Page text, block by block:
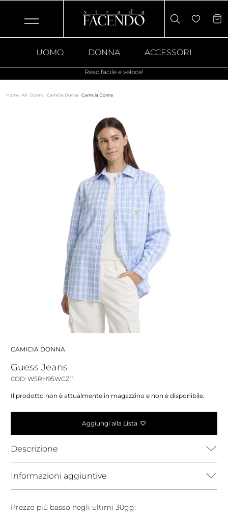
UOMO DONNA ACCESSORI
Reso facile e veloce!
Home · All · Donna · Camicie Donna · Camicia Donna
CAMICIA DONNA
Guess Jeans
COD: W5RH95WGZ11
Il prodotto non è attualmente in magazzino e non è disponibile.
Aggiungi alla Lista
Descrizione
Informazioni aggiuntive
Prezzo più basso negli ultimi 30gg: